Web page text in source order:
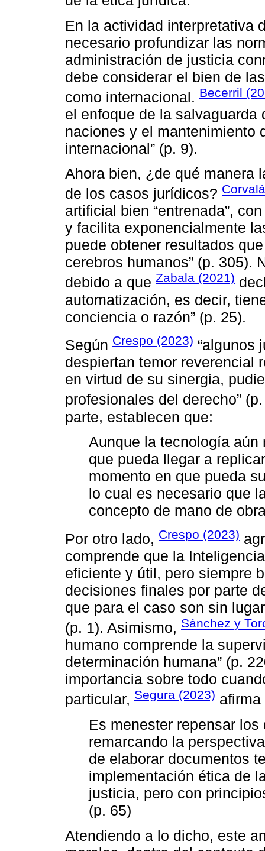
En la actividad interpretativa
necesario profundizar las
administración de justicia
debe considerar el bien de
como internacional. Becerril
el enfoque de la
naciones y el mantenimiento
internacional” (p. 9).
Ahora bien, ¿de qué manera
de los casos jurídicos?
artificial bien “entrenada”,
y facilita exponencialmente
puede obtener resultados
cerebros humanos” (p. 305).
debido a que Zabala (2021)
automatización, es decir,
conciencia o razón” (p. 25).
Según Crespo (2023) “algunos
despiertan temor reverencial
en virtud de su sinergia,
profesionales del derecho”
parte, establecen que:
Aunque la tecnología aún
que pueda llegar a
momento en que pueda
lo cual es necesario que
concepto de mano de
Por otro lado, Crespo (2023)
comprende que la
eficiente y útil, pero siempre
decisiones finales por parte
que para el caso son sin
(p. 1). Asimismo, Sánchez y
humano comprende la
determinación humana” (p.
importancia sobre todo
particular, Segura (2023) afirma
Es menester repensar
remarcando la
de elaborar documentos
implementación ética de
justicia, pero con
(p. 65)
Atendiendo a lo dicho, este